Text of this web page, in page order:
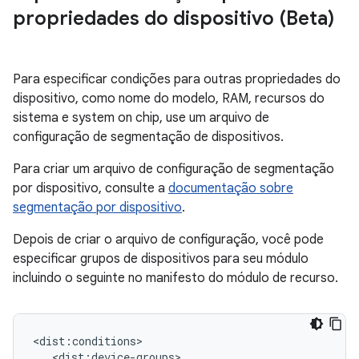
propriedades do dispositivo (Beta)
Para especificar condições para outras propriedades do
dispositivo, como nome do modelo, RAM, recursos do
sistema e system on chip, use um arquivo de
configuração de segmentação de dispositivos.
Para criar um arquivo de configuração de segmentação
por dispositivo, consulte a documentação sobre
segmentação por dispositivo.
Depois de criar o arquivo de configuração, você pode
especificar grupos de dispositivos para seu módulo
incluindo o seguinte no manifesto do módulo de recurso.